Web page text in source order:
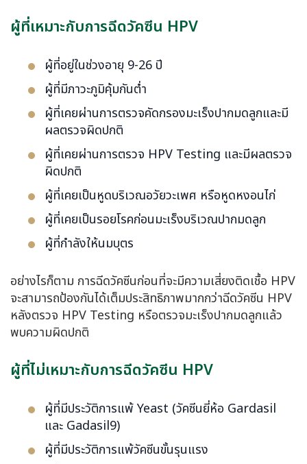
ผู้ที่เหมาะกับการฉีดวัคซีน HPV
ผู้ที่อยู่ในช่วงอายุ 9-26 ปี
ผู้ที่มีภาวะภูมิคุ้มกันต่ำ
ผู้ที่เคยผ่านการตรวจคัดกรองมะเร็งปากมดลูกและมี
ผลตรวจผิดปกติ
ผู้ที่เคยผ่านการตรวจ HPV Testing และมีผลตรวจ
ผิดปกติ
ผู้ที่เคยเป็นหูดบริเวณอวัยวะเพศ หรือหูดหงอนไก่
ผู้ที่เคยเป็นรอยโรคก่อนมะเร็งบริเวณปากมดลูก
ผู้ที่กำลังให้นมบุตร
อย่างไรก็ตาม การฉีดวัคซีนก่อนที่จะมีความเสี่ยงติดเชื้อ HPV
จะสามารถป้องกันได้เต็มประสิทธิภาพมากกว่าฉีดวัคซีน HPV
หลังตรวจ HPV Testing หรือตรวจมะเร็งปากมดลูกแล้ว
พบความผิดปกติ
ผู้ที่ไม่เหมาะกับการฉีดวัคซีน HPV
ผู้ที่มีประวัติการแพ้ Yeast (วัคซีนยี่ห้อ Gardasil
และ Gadasil9)
ผู้ที่มีประวัติการแพ้วัคซีนขั้นรุนแรง